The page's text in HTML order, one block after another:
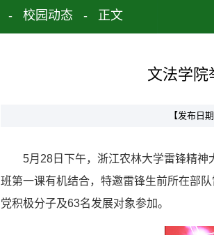
- 校园动态 - 正文
文法学院
【发布日
5月28日下午，浙江农林大学雷锋精
班第一课有机结合，特邀雷锋生前所在部
党积极分子及63名发展对象参加。